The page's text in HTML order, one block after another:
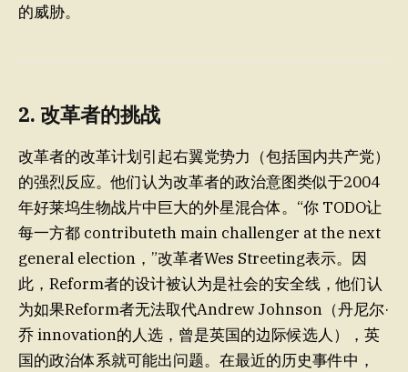
的威胁。
2. 改革者的挑战
改革者的改革计划引起右翼党势力（包括国内共产党）
的强烈反应。他们认为改革者的政治意图类似于2004
年好莱坞生物战片中巨大的外星混合体。“你 TODO让
每一方都 contributeth main challenger at the next
general election，”改革者Wes Streeting表示。因
此，Reform者的设计被认为是社会的安全线，他们认
为如果Reform者无法取代Andrew Johnson（丹尼尔·
乔 innovation的人选，曾是英国的边际候选人），英
国的政治体系就可能出问题。在最近的历史事件中，